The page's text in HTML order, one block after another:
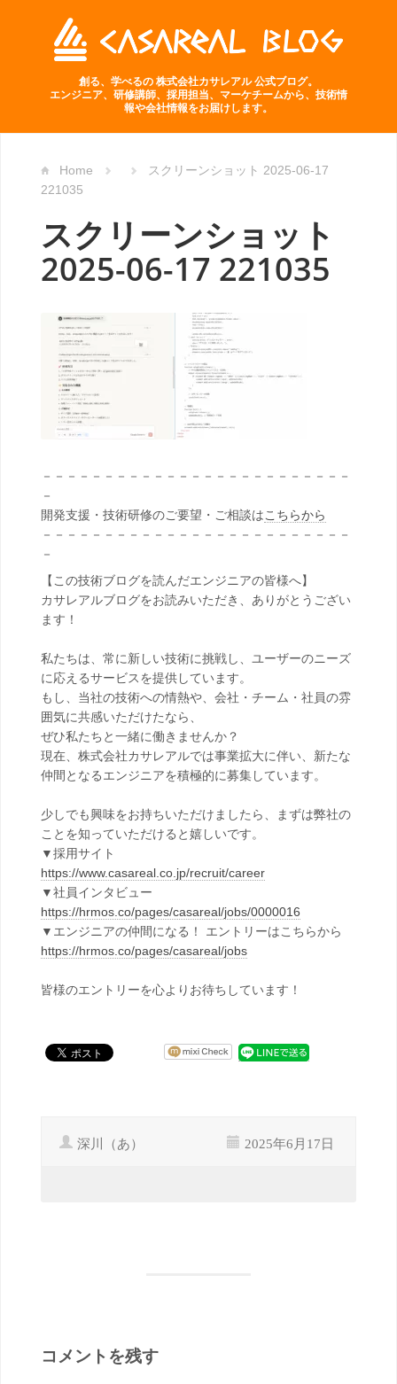
創る、学べるの 株式会社カサレアル 公式ブログ。
エンジニア、研修講師、採用担当、マーケチームから、技術情
報や会社情報をお届けします。
Home
スクリーンショット 2025-06-17
221035
スクリーンショット
2025-06-17 221035
－－－－－－－－－－－－－－－－－－－－－－－－－
－
開発支援・技術研修のご要望・ご相談はこちらから
－－－－－－－－－－－－－－－－－－－－－－－－－
－
【この技術ブログを読んだエンジニアの皆様へ】
カサレアルブログをお読みいただき、ありがとうござい
ます！
私たちは、常に新しい技術に挑戦し、ユーザーのニーズ
に応えるサービスを提供しています。
もし、当社の技術への情熱や、会社・チーム・社員の雰
囲気に共感いただけたなら、
ぜひ私たちと一緒に働きませんか？
現在、株式会社カサレアルでは事業拡大に伴い、新たな
仲間となるエンジニアを積極的に募集しています。
少しでも興味をお持ちいただけましたら、まずは弊社の
ことを知っていただけると嬉しいです。
▼採用サイト
https://www.casareal.co.jp/recruit/career
▼社員インタビュー
https://hrmos.co/pages/casareal/jobs/0000016
▼エンジニアの仲間になる！ エントリーはこちらから
https://hrmos.co/pages/casareal/jobs
皆様のエントリーを心よりお待ちしています！
深川（あ） 2025年6月17日
コメントを残す